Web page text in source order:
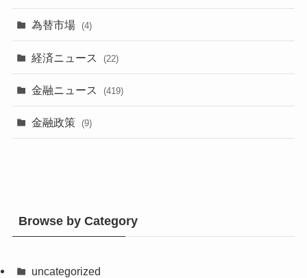
為替市場 (4)
経済ニュース (22)
金融ニュース (419)
金融政策 (9)
Browse by Category
uncategorized